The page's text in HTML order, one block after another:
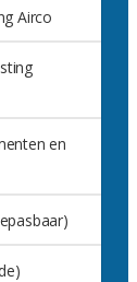
Airco
en